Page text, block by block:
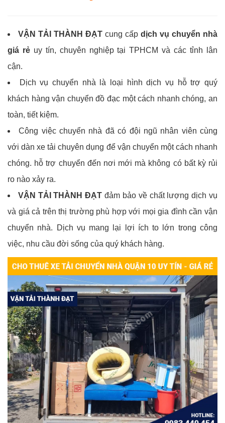
VẬN TẢI THÀNH ĐẠT cung cấp dịch vụ chuyển nhà
giá rẻuy tín, chuyên nghiệp tại TPHCM và các tỉnh lân
cận.
Dịch vụ chuyển nhà là loại hình dịch vụ hỗ trợ quý
khách hàng vận chuyển đồ đạc một cách nhanh chóng, an
toàn, tiết kiệm.
Công việc chuyển nhà đã có đội ngũ nhân viên cùng
với dàn xe tải chuyên dụng để vận chuyển một cách nhanh
chóng. hỗ trợ chuyển đến nơi mới mà không có bất kỳ rủi
ro nào xảy ra.
VẬN TẢI THÀNH ĐẠT đảm bảo về chất lượng dịch vụ
và giá cả trên thị trường phù hợp với mọi gia đình cần vận
chuyển nhà. Dịch vụ mang lại lợi ích to lớn trong công
việc, nhu cầu đời sống của quý khách hàng.